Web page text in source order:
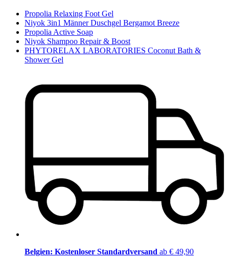
Propolia Relaxing Foot Gel
Niyok 3in1 Männer Duschgel Bergamot Breeze
Propolia Active Soap
Niyok Shampoo Repair & Boost
PHYTORELAX LABORATORIES Coconut Bath &
Shower Gel
Belgien: Kostenloser Standardversand ab € 49,90